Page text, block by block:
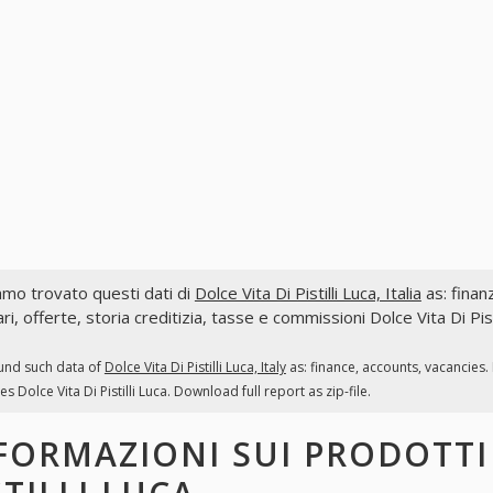
trovato questi dati di Dolce Vita Di Pistilli Luca, Italia as:
offerte, storia creditizia, tasse e commissioni Dolce Vita Di
such data of Dolce Vita Di Pistilli Luca, Italyas: finance, accounts,
Dolce Vita Di Pistilli Luca. Download full report as zip-file.
SUI